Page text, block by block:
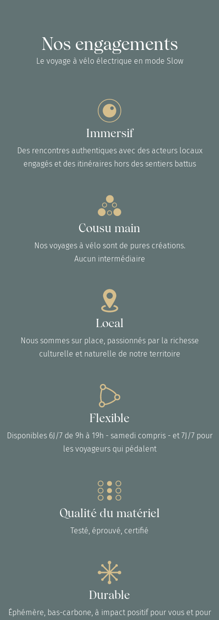
Nos engagements
Le voyage à vélo électrique en mode Slow
Immersif
Des rencontres authentiques avec des acteurs locaux
engagés et des itinéraires hors des sentiers battus
Cousu main
Nos voyages à vélo sont de pures créations.
Aucun intermédiaire
Local
Nous sommes sur place, passionnés par la richesse
culturelle et naturelle de notre territoire
Flexible
Disponibles 6J/7 de 9h à 19h - samedi compris - et 7J/7 pour
les voyageurs qui pédalent
Qualité du matériel
Testé, éprouvé, certifié
Durable
Éphémère, bas-carbone, à impact positif pour vous et pour